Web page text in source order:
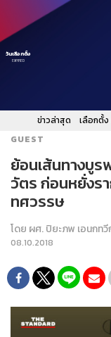
วันเลือกตั้ง
EXPIRED
ข่าวล่าสุด เลือกตั้ง
GUEST
ย้อนเส้นทางบู
วัตร ก่อนหยั่งร
ทศวรรษ
โดย ผศ. ปิยะภพ เอนกท
08.10.2018